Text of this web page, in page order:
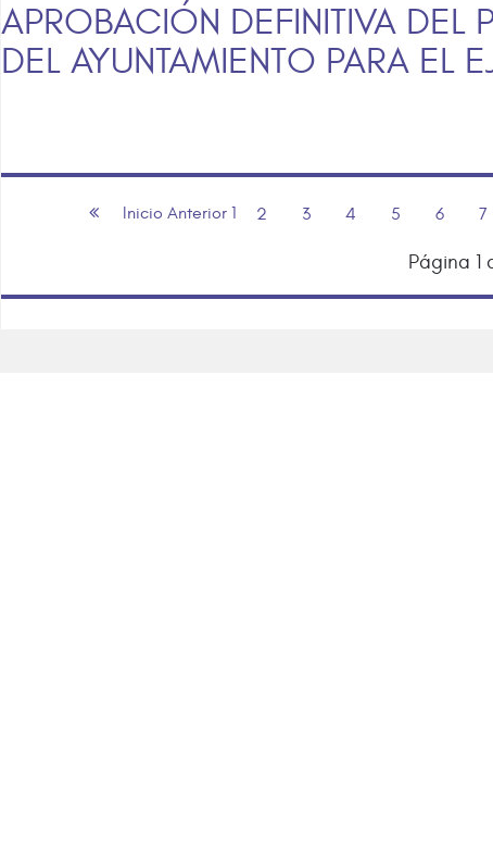
APROBACIÓN DEFINITIVA DEL
DEL AYUNTAMIENTO PARA EL
Inicio Anterior 1 2 3 4 5 6 7
Página 1